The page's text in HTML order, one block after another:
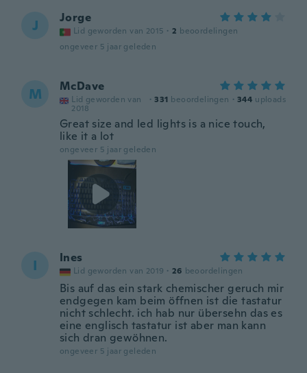
J Jorge
Lid geworden van 2015 · 2 beoordelingen
ongeveer 5 jaar geleden
M McDave
Lid geworden van
2018
· 331 beoordelingen · 344 uploads
Great size and led lights is a nice touch,
like it a lot
ongeveer 5 jaar geleden
I Ines
Lid geworden van 2019 · 26 beoordelingen
Bis auf das ein stark chemischer geruch mir
endgegen kam beim öffnen ist die tastatur
nicht schlecht. ich hab nur übersehn das es
eine englisch tastatur ist aber man kann
sich dran gewöhnen.
ongeveer 5 jaar geleden